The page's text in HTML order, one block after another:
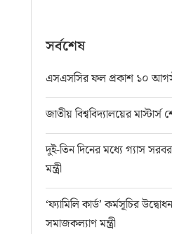
সর্বশেষ
এসএসসির ফল প্রকাশ ১০
জাতীয় বিশ্ববিদ্যালয়ের
দুই-তিন দিনের মধ্যে গ্যাস
মন্ত্রী
‘ফ্যামিলি কার্ড’ কর্মসূচির
সমাজকল্যাণ মন্ত্রী